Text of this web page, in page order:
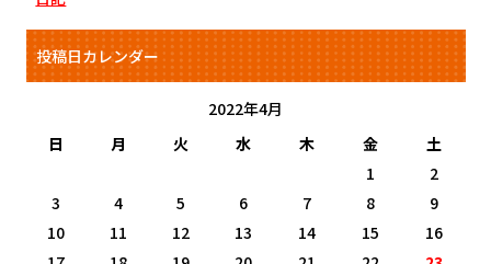
投稿日カレンダー
2022年4月
日
月 火 水 木 金
土
1
2
3
4 5 6 7 8
9
10
11 12 13 14 15
16